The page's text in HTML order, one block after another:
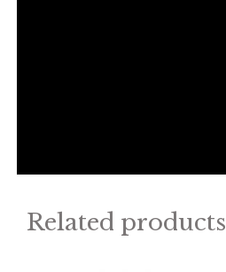
Related products